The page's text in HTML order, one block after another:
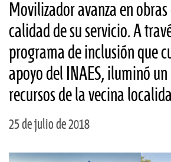
Movilizador avanza en
calidad de su servicio. A
programa de inclusión que
apoyo del INAES, iluminó
recursos de la vecina
25 de julio de 2018